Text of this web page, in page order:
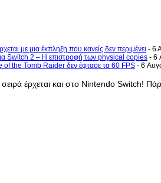
με μια έκπληξη που κανείς δεν περιμένει - 6
Switch 2 – Η επιστροφή των physical copies - 6
of the Tomb Raider δεν έφτασε τα 60 FPS - 6
έρχεται και στο Nintendo Switch!